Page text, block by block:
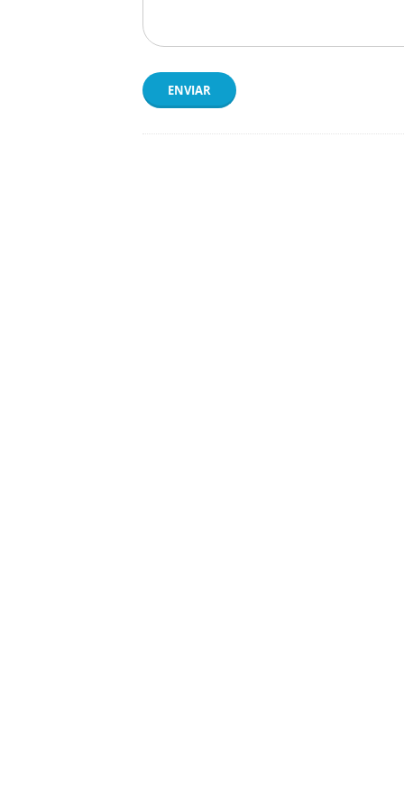
ENVIAR